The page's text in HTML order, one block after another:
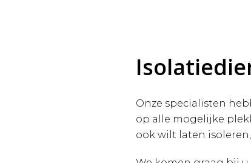
Onze specialisten
op alle mogelijke
ook wilt laten